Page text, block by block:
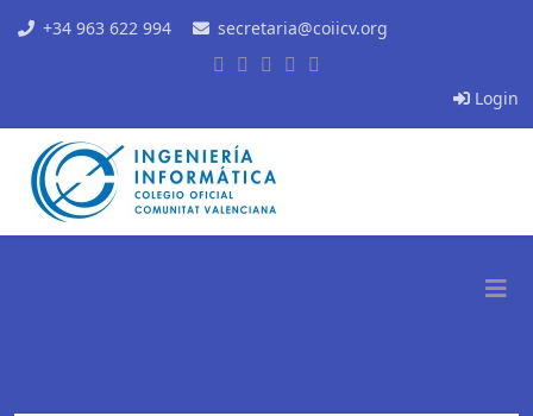
+34 963 622 994 secretaria@coiicv.org
Login